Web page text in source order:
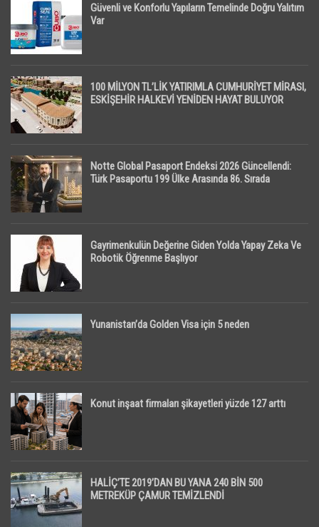
Güvenli ve Konforlu Yapıların Temelinde Doğru Yalıtım
Var
100 MİLYON TL’LİK YATIRIMLA CUMHURİYET MİRASI,
ESKİŞEHİR HALKEVİ YENİDEN HAYAT BULUYOR
Notte Global Pasaport Endeksi 2026 Güncellendi:
Türk Pasaportu 199 Ülke Arasında 86. Sırada
Gayrimenkulün Değerine Giden Yolda Yapay Zeka Ve
Robotik Öğrenme Başlıyor
Yunanistan’da Golden Visa için 5 neden
Konut inşaat firmaları şikayetleri yüzde 127 arttı
HALİÇ’TE 2019’DAN BU YANA 240 BİN 500
METREKÜP ÇAMUR TEMİZLENDİ